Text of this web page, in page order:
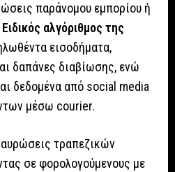
παράνομου εμπορίου ή
Ειδικός αλγόριθμος της
εισοδήματα,
δαπάνες διαβίωσης, ενώ
δεδομένα από social media
μέσω courier.
τραπεζικών
σε φορολογούμενους με